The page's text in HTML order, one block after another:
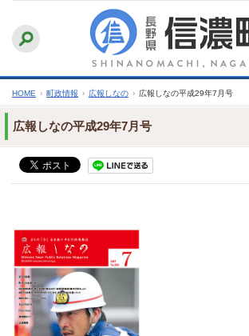
文
へ
ふりがなをつける
文字サイズ
縮小 標準
HOME › 町政情報 › 広報しなの › 広報しなの平成29年7月号
広報しなの平成29年7月号